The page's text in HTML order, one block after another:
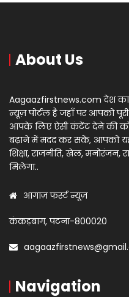
About Us
Aagaazfirstnews.com देश
न्यूज़ पोर्टल है जहाँ पर आपको
आपके लिए ऐसी कंटेंट देने की
बढ़ाने में मदद कर सकें, आपको
शिक्षा, राजनीति, खेल, मनोरंजन,
मिलेगा..
आगाज़ फर्स्ट न्यूज़
कंकड़बाग, पटना-800020
Navigation